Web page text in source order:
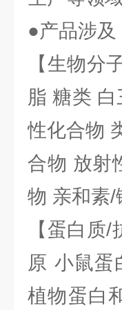
●产品涉及
【生物分
脂 糖类
性化合物
合物 放射
物 亲和素/
【蛋白质
原 小鼠蛋
植物蛋白